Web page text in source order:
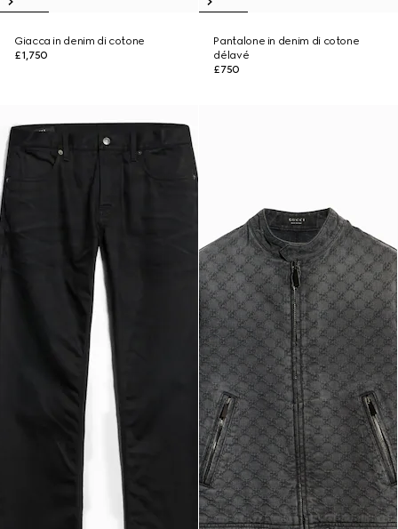
Giacca in denim di cotone
£1,750
Pantalone in denim di cotone
délavé
£750